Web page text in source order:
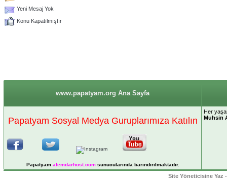
Yeni Mesaj Yok
Konu Kapatılmıştır
www.papatyam.org Ana Sayfa
Papatyam Sosyal Medya Guruplarımıza Katılın
Papatyam alemdarhost.comsunucularında barındırılmaktadır.
Her
Muhsin
Site Yöneticisine Yaz